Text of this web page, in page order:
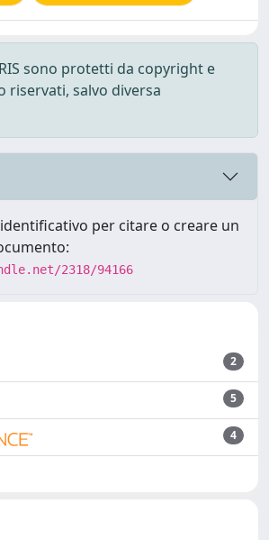
sono protetti da copyright e
salvo diversa
per citare o creare un
2318/94166
2
5
4